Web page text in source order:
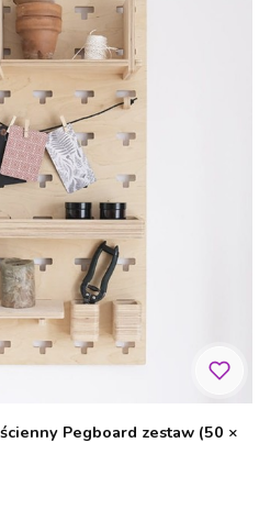
Pegboard zestaw (50 ×